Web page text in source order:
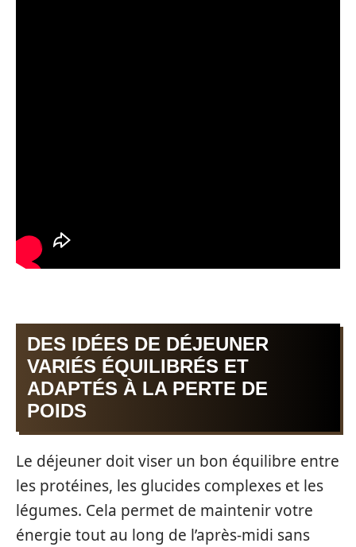
DES IDÉES DE DÉJEUNER
VARIÉS ÉQUILIBRÉS ET
ADAPTÉS À LA PERTE DE
POIDS
Le déjeuner doit viser un bon équilibre entre
les protéines, les glucides complexes et les
légumes. Cela permet de maintenir votre
énergie tout au long de l’après-midi sans